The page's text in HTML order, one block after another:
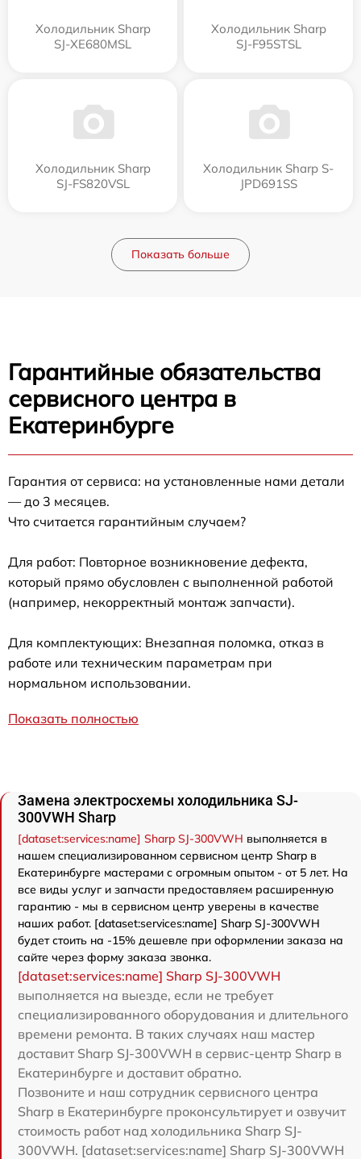
Холодильник Sharp
SJ-XE680MSL
Холодильник Sharp
SJ-F95STSL
Холодильник Sharp
SJ-FS820VSL
Холодильник Sharp S-
JPD691SS
Показать больше
Гарантийные обязательства
сервисного центра в
Екатеринбурге
Гарантия от сервиса: на установленные нами детали
— до 3 месяцев.
Что считается гарантийным случаем?
Для работ: Повторное возникновение дефекта,
который прямо обусловлен с выполненной работой
(например, некорректный монтаж запчасти).
Для комплектующих: Внезапная поломка, отказ в
работе или техническим параметрам при
нормальном использовании.
Показать полностью
Замена электросхемы холодильника SJ-
300VWH Sharp
[dataset:services:name] Sharp SJ-300VWH выполняется в
нашем специализированном сервисном центр Sharp в
Екатеринбурге мастерами с огромным опытом - от 5 лет. На
все виды услуг и запчасти предоставляем расширенную
гарантию - мы в сервисном центр уверены в качестве
наших работ. [dataset:services:name] Sharp SJ-300VWH
будет стоить на -15% дешевле при оформлении заказа на
сайте через форму заказа звонка.
[dataset:services:name] Sharp SJ-300VWH
выполняется на выезде, если не требует
специализированного оборудования и длительного
времени ремонта. В таких случаях наш мастер
доставит Sharp SJ-300VWH в сервис-центр Sharp в
Екатеринбурге и доставит обратно.
Позвоните и наш сотрудник сервисного центра
Sharp в Екатеринбурге проконсультирует и озвучит
стоимость работ над холодильника Sharp SJ-
300VWH. [dataset:services:name] Sharp SJ-300VWH